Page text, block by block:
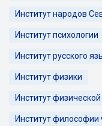
Институт народов
Институт психологии
Институт русского
Институт физики
Институт
Институт философии